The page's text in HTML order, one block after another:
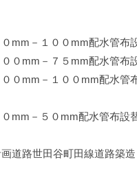
mm－１００mm配水管布
０mm－７５mm配水管布
０mm－１００mm配水管
mm－５０mm配水管布設
道路世田谷町田線道路築